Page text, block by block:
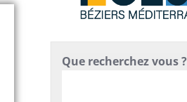
Que recherchez vous ?